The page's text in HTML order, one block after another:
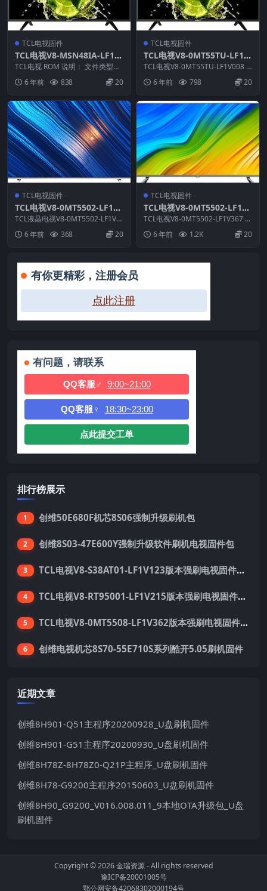
TCL电视固件
TCL电视V8-MSN48IA-LF1V
176版本强刷电视固件包下载
TCL电视 ROM 说明： 文件类型：
——————...
6 年前 838 20
TCL电视固件
TCL电视V8-0MT55TU-LF1V
008版本强刷电视固件包下载
TCL电视V8-0MT55TU-LF1V008 R
6 年前 798 20
TCL电视固件
TCL电视V8-0MT5502-LF1V0
37版本刷机固件升级包
TCL液晶电视V8-0MT5502-LF1V0
37版本 ROM固件说明： 1.适...
6 年前 368 20
TCL电视固件
TCL电视V8-0MT5502-LF1V3
67版本强刷电视固件包下载
TCL电视V8-0MT5502-LF1V367 R
6 年前 1.2K 20
有你更精彩，注册会员
点此注册
有问题，请联系
QQ客服♂ 9:00~21:00
QQ客服♀ 18:30~23:00
点此提交工单
排行榜展示
1 创维50E680F机芯8S06强制升级刷机包
2 创维8S03-47E600Y强制升级软件刷机电视固件包
3 TCL电视V8-S38AT01-LF1V123版本强刷电视固件包下载
4 TCL电视V8-RT95001-LF1V215版本强刷电视固件包下载
5 TCL电视V8-0MT5508-LF1V362版本强刷电视固件包下载
6 创维电视机芯8S70-55E710S系列酷开5.05刷机固件
近期文章
创维8H901-Q51主程序20200928_U盘刷机固件
创维8H901-G51主程序20200930_U盘刷机固件
创维8H78Z-8H78Z0-Q21P主程序_U盘刷机固件
创维8H78-G9200主程序20150603_U盘刷机固件
创维8H90_G9200_V016.008.011_9本地OTA升级包_U盘
刷机固件
Copyright © 2026金瑞资源- All rights reserved
豫ICP备20001005号
鄂公网安备42068302000194号